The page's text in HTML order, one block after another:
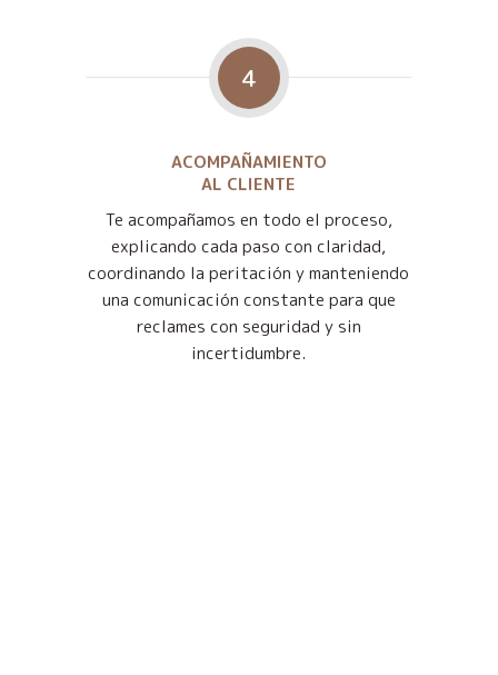
4
ACOMPAÑAMIENTO
AL CLIENTE
Te acompañamos en todo el proceso,
explicando cada paso con claridad,
coordinando la peritación y manteniendo
una comunicación constante para que
reclames con seguridad y sin
incertidumbre.